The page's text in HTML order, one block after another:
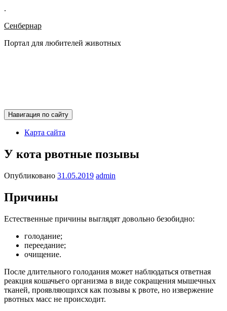
.
Сенбернар
Портал для любителей животных
Навигация по сайту
Карта сайта
У кота рвотные позывы
Опубликовано 31.05.2019 admin
Причины
Естественные причины выглядят довольно безобидно:
голодание;
переедание;
очищение.
После длительного голодания может наблюдаться ответная
реакция кошачьего организма в виде сокращения мышечных
тканей, проявляющихся как позывы к рвоте, но извержение
рвотных масс не происходит.